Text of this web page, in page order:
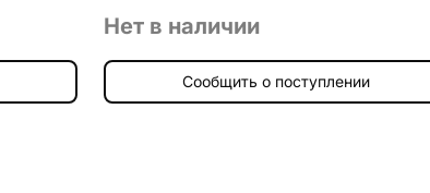
Нет в наличии
Сообщить о поступлении